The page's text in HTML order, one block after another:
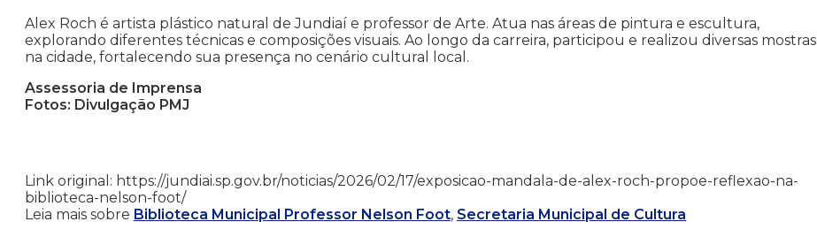
Alex Roch é artista plástico natural de Jundiaí e professor de Arte. Atua nas áreas de pintura e escultura,
explorando diferentes técnicas e composições visuais. Ao longo da carreira, participou e realizou diversas mostras
na cidade, fortalecendo sua presença no cenário cultural local.
Assessoria de Imprensa
Fotos: Divulgação PMJ
Link original: https://jundiai.sp.gov.br/noticias/2026/02/17/exposicao-mandala-de-alex-roch-propoe-reflexao-na-
biblioteca-nelson-foot/
Leia mais sobre Biblioteca Municipal Professor Nelson Foot, Secretaria Municipal de Cultura